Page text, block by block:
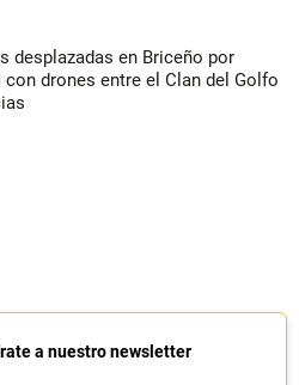
desplazadas en Briceño por
drones entre el Clan del Golfo
a nuestro newsletter